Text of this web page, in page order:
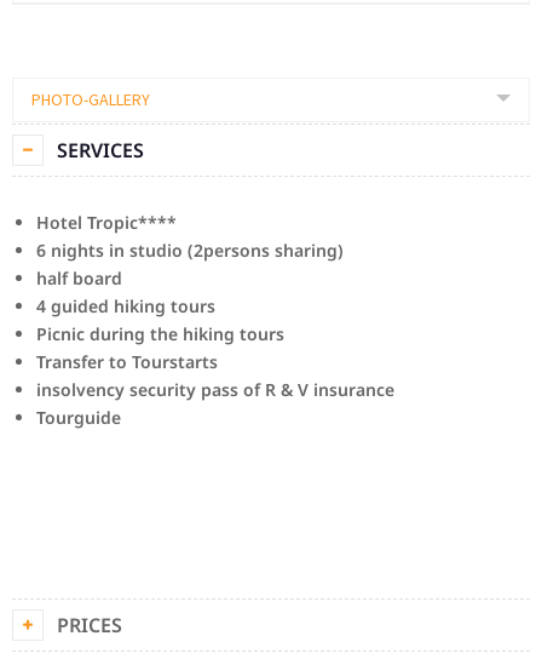
PHOTO-GALLERY
SERVICES
Hotel Tropic****
6 nights in studio (2persons sharing)
half board
4 guided hiking tours
Picnic during the hiking tours
Transfer to Tourstarts
insolvency security pass of R & V insurance
Tourguide
PRICES